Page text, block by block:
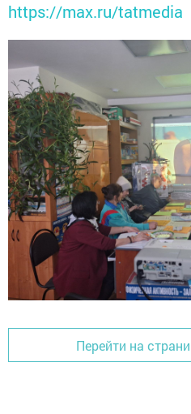
https://max.ru/tatmedia
Перейти на